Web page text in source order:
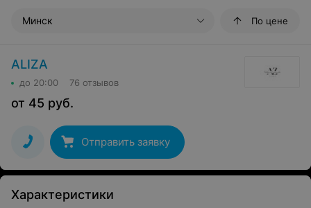
Минск По цене
ALIZA
до 20:00 76 отзывов
от 45 руб.
Отправить заявку
Характеристики